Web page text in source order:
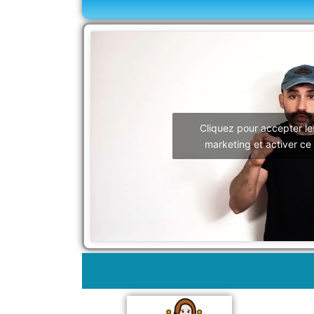
Cliquez pour accepter
marketing et activer ce